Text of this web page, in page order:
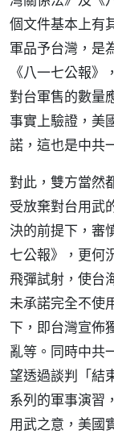
個文件基本上有
軍品予台灣，是
《八一七公報
對台軍售的數量
事實上驗證，美
諾，這也是中共
對此，雙方當然
受放棄對台用武
決的前提下，審
七公報》，更何
飛彈試射，使台
未承諾完全不使
下，即台灣宣佈
亂等。同時中共
望透過談判「結
系列的軍事演習
用武之意，美國